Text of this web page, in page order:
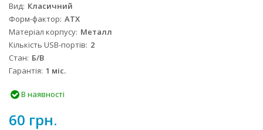
Вид Класичний
Форм-фактор ATX
Матеріал корпусу Металл
Кількість USB-портів 2
Стан Б/B
Гарантія 1 міс.
В наявності
60 грн.